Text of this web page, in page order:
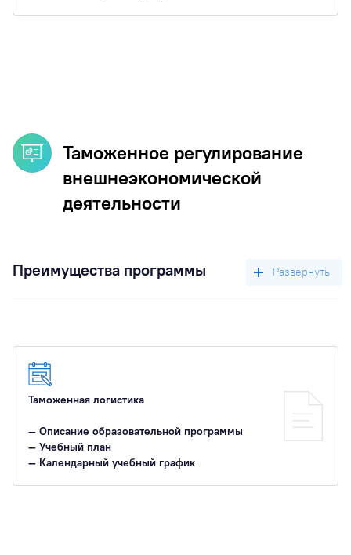
Таможенное регулирование
внешнеэкономической
деятельности
Преимущества программы
Студенты регулярно участвуют в международных
конференциях, конкурсах научных работ, работе
научного кружка «Зелёный коридор».
Уникальность дисциплин / методик преподавания.
Профессиональные компетенции будущих выпускников
Таможенная логистика
— Описание образовательной программы
— Учебный план
— Календарный учебный график